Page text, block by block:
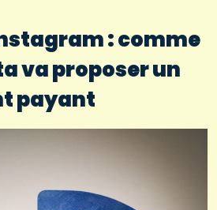
: comme
va proposer un
payant